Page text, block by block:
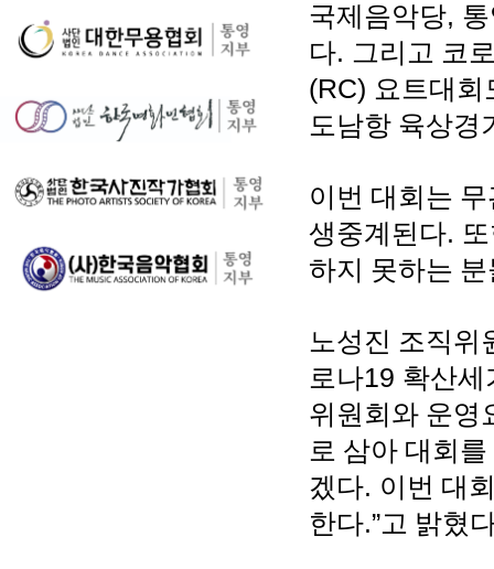
국제음악당,
다. 그리고 코
(RC) 요트대
도남항 육상경
이번 대회는
생중계된다.
하지 못하는
노성진 조직위
로나19 확산세
위원회와 운영
로 삼아 대회
겠다. 이번 대
한다.”고 밝혔